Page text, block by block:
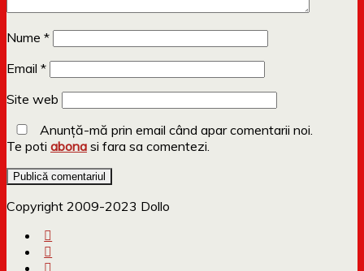
Nume *
Email *
Site web
Anunță-mă prin email când apar comentarii noi.
Te poti abona si fara sa comentezi.
Copyright 2009-2023 Dollo